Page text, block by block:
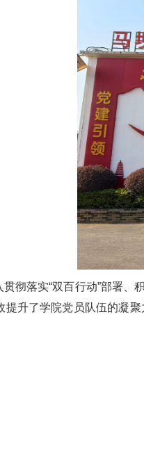
彻落实“双百行动”部署
升了学院党员队伍的凝